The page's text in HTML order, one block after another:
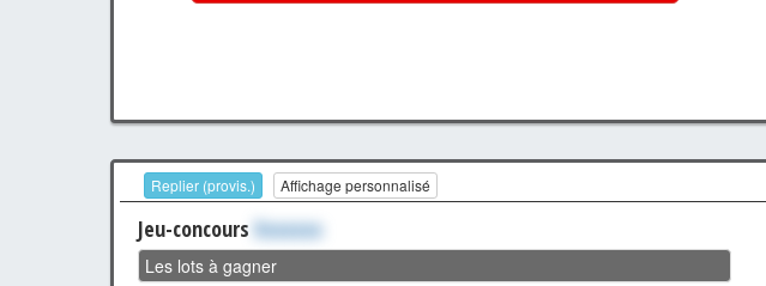
Replier (provis.) Affichage personnalisé
Jeu-concours Xxxxxxx
Les lots à gagner